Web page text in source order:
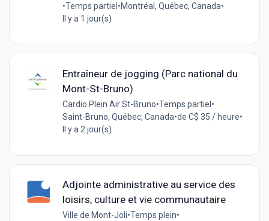
•Temps partiel •Montréal, Québec, Canada•
Il y a 1 jour(s)
Entraîneur de jogging (Parc national du
Mont-St-Bruno)
Cardio Plein Air St-Bruno•Temps partiel •
Saint-Bruno, Québec, Canada•de C$ 35 / heure•
Il y a 2 jour(s)
Adjointe administrative au service des
loisirs, culture et vie communautaire
Ville de Mont-Joli•Temps plein•